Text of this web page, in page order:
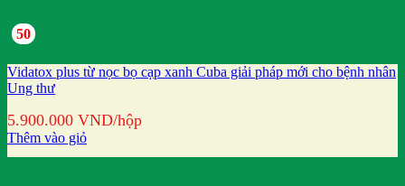
50
Vidatox plus từ nọc bọ cạp xanh Cuba giải pháp mới cho bệnh nhân
Ung thư
5.900.000 VND/hộp
Thêm vào giỏ